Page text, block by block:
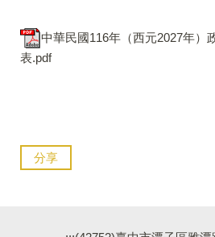
中華民國116年（西元2027年）
表.pdf
分享